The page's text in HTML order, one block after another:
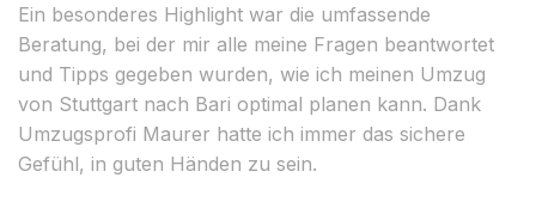
Ein besonderes Highlight war die umfassende
Beratung, bei der mir alle meine Fragen beantwortet
und Tipps gegeben wurden, wie ich meinen Umzug
von Stuttgart nach Bari optimal planen kann. Dank
Umzugsprofi Maurer hatte ich immer das sichere
Gefühl, in guten Händen zu sein.